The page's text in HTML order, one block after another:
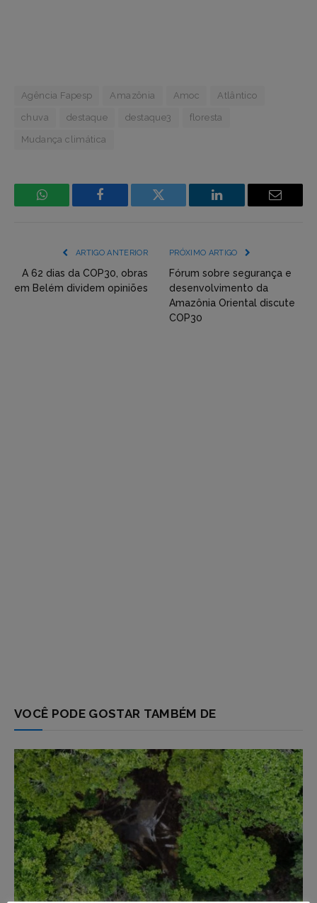
Agência Fapesp Amazônia Amoc Atlântico
chuva destaque destaque3 floresta
Mudança climática
WhatsApp Facebook
Incorpore
(YouTube,
Twitter,
Flickr
etc)
LinkedIn Email
ARTIGO ANTERIOR
A 62 dias da COP30, obras
em Belém dividem opiniões
PRÓXIMO ARTIGO
Fórum sobre segurança e
desenvolvimento da
Amazônia Oriental discute
COP30
VOCÊ PODE GOSTAR TAMBÉM DE